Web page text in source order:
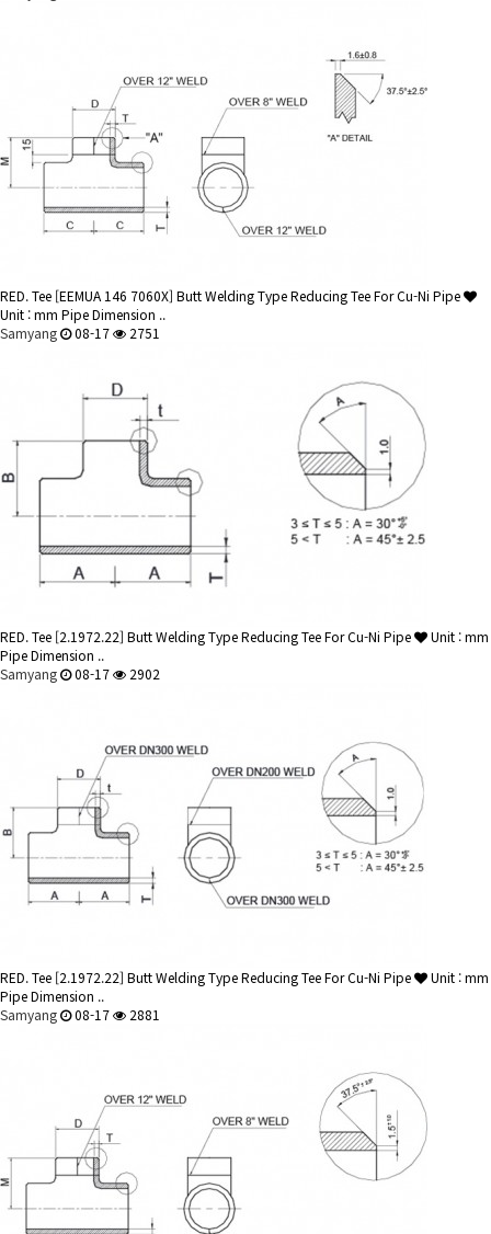
RED. Tee [EEMUA 146 7060X] Butt Welding Type Reducing Tee For Cu-Ni Pipe
Unit : mm Pipe Dimension ..
Samyang
08-17 2751
RED. Tee [2.1972.22] Butt Welding Type Reducing Tee For Cu-Ni Pipe
Unit : mm
Pipe Dimension ..
Samyang
08-17 2902
RED. Tee [2.1972.22] Butt Welding Type Reducing Tee For Cu-Ni Pipe
Unit : mm
Pipe Dimension ..
Samyang
08-17 2881